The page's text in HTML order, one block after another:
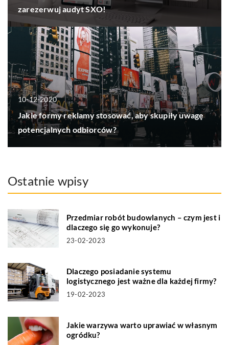
zarezerwuj audyt SXO!
10-12-2020
Jakie formy reklamy stosować, aby skupiły uwagę
potencjalnych odbiorców?
Ostatnie wpisy
Przedmiar robót budowlanych – czym jest i
dlaczego się go wykonuje?
23-02-2023
Dlaczego posiadanie systemu
logistycznego jest ważne dla każdej firmy?
19-02-2023
Jakie warzywa warto uprawiać w własnym
ogródku?